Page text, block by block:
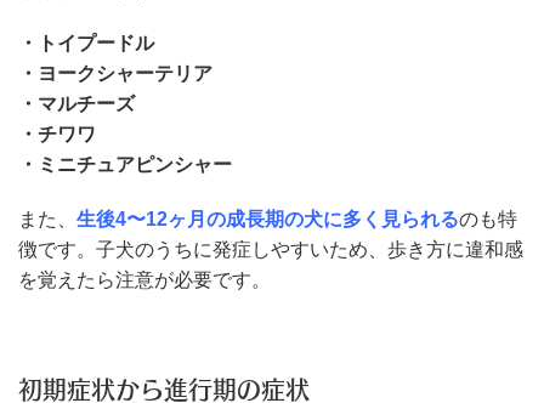
・トイプードル
・ヨークシャーテリア
・マルチーズ
・チワワ
・ミニチュアピンシャー
また、 生後4〜12ヶ月の成長期の犬に多く見られるのも特
徴です。子犬のうちに発症しやすいため、歩き方に違和感
を覚えたら注意が必要です。
初期症状から進行期の症状